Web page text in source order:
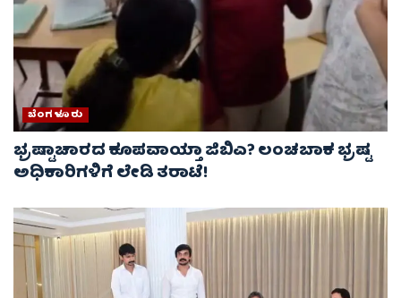
ಬೆಂಗಳೂರು
ಭ್ರಷ್ಟಾಚಾರದ ಕೂಪವಾಯ್ತಾ ಜಿಬಿಎ? ಲಂಚಬಾಕ ಭ್ರಷ್ಟ
ಅಧಿಕಾರಿಗಳಿಗೆ ಲೇಡಿ ತರಾಟೆ!